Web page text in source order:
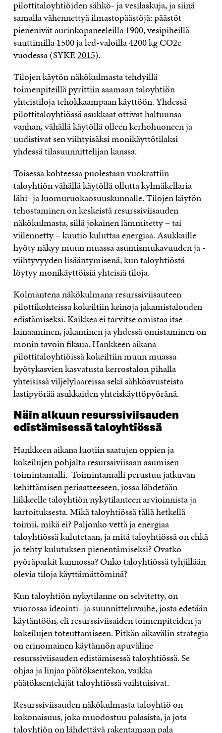
pilottitaloyhtiöiden sähkö- ja vesilaskuja, ja siinä
samalla vähennettyä ilmastopäästöjä: päästöt
pienenivät aurinkopaneeleilla 1900, vesipiheillä
suuttimilla 1500 ja led-valoilla 4200 kg CO2e
vuodessa (SYKE2015).
Tilojen käytön näkökulmasta tehdyillä
toimenpiteillä pyrittiin saamaan taloyhtiön
yhteistiloja tehokkaampaan käyttöön. Yhdessä
pilottitaloyhtiössä asukkaat ottivat haltuunsa
vanhan, vähällä käytöllä olleen kerhohuoneen ja
uudistivat sen viihtyisäksi monikäyttötilaksi
yhdessä tilasuunnittelijan kanssa.
Toisessa kohteessa puolestaan vuokrattiin
taloyhtiön vähällä käytöllä ollutta kylmäkellaria
lähi- ja luomuruokaosuuskunnalle. Tilojen käytön
tehostaminen on keskeistä resurssiviisauden
näkökulmasta, sillä jokainen lämmitetty – tai
viilennetty – kuutio kuluttaa energiaa. Asukkaille
hyöty näkyy muun muassa asumismukavuuden ja -
viihtyvyyden lisääntymisenä, kun taloyhtiöstä
löytyy monikäyttöisiä yhteisiä tiloja.
Kolmantena näkökulmana resurssiviisauteen
pilottikohteissa kokeiltiin keinoja jakamistalouden
edistämiseksi. Kaikkea ei tarvitse omistaa itse –
lainaaminen, jakaminen ja yhdessä omistaminen on
monin tavoin fiksua. Hankkeen aikana
pilottitaloyhtiöissä kokeiltiin muun muassa
hyötykasvien kasvatusta kerrostalon pihalla
yhteisissä viljelylaareissa sekä sähköavusteista
lastipyörää asukkaiden yhteiskäyttöpyöränä.
Näin alkuun resurssiviisauden
edistämisessä taloyhtiössä
Hankkeen aikana luotiin saatujen oppien ja
kokeilujen pohjalta resurssiviisaan asumisen
toimintamalli. Toimintamalli perustuu jatkuvan
kehittämisen periaatteeseen, jossa lähdetään
liikkeelle taloyhtiön nykytilanteen arvioinnista ja
kartoituksesta. Mikä taloyhtiössä tällä hetkellä
toimii, mikä ei? Paljonko vettä ja energiaa
taloyhtiössä kulutetaan, ja mitä taloyhtiössä on ehkä
jo tehty kulutuksen pienentämiseksi? Ovatko
pyöräparkit kunnossa? Onko taloyhtiössä tyhjillään
olevia tiloja käyttämättöminä?
Kun taloyhtiön nykytilanne on selvitetty, on
vuorossa ideointi- ja suunnitteluvaihe, josta edetään
käytäntöön, eli resurssiviisaiden toimenpiteiden ja
kokeilujen toteuttamiseen. Pitkän aikavälin strategia
on erinomainen käytännön apuväline
resurssiviisauden edistämisessä taloyhtiössä. Se
ohjaa ja linjaa päätöksentekoa, vaikka
päätöksentekijät taloyhtiössä vaihtuisivat.
Resurssiviisauden näkökulmasta taloyhtiö on
kokonaisuus, joka muodostuu palasista, ja jota
taloyhtiön on lähdettävä rakentamaan pala